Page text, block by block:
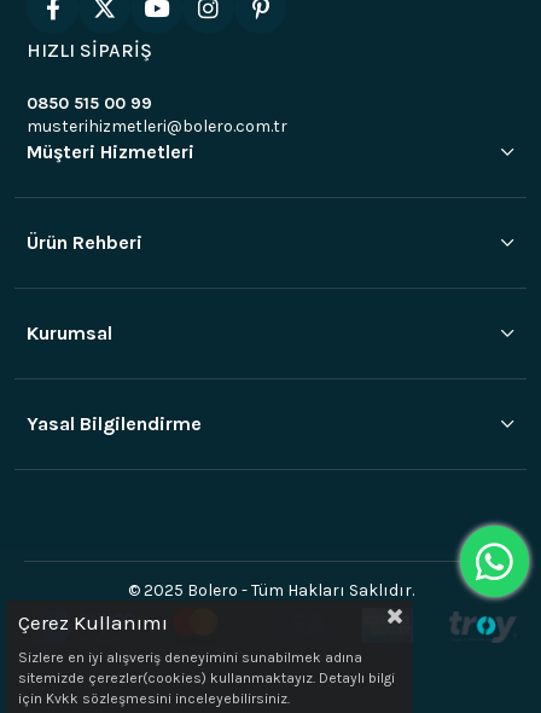
HIZLI SİPARİŞ
0850 515 00 99
musterihizmetleri@bolero.com.tr
Müşteri Hizmetleri
Ürün Rehberi
Kurumsal
Yasal Bilgilendirme
© 2025 Bolero - Tüm Hakları Saklıdır.
Çerez Kullanımı
Sizlere en iyi alışveriş deneyimini sunabilmek adına
sitemizde çerezler(cookies) kullanmaktayız. Detaylı bilgi
için Kvkk sözleşmesini inceleyebilirsiniz.